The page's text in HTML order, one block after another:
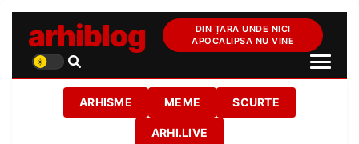
arhiblog
DIN ȚARA UNDE NICI
APOCALIPSA NU VINE
ARHISME MEME SCURTE
ARHI.LIVE